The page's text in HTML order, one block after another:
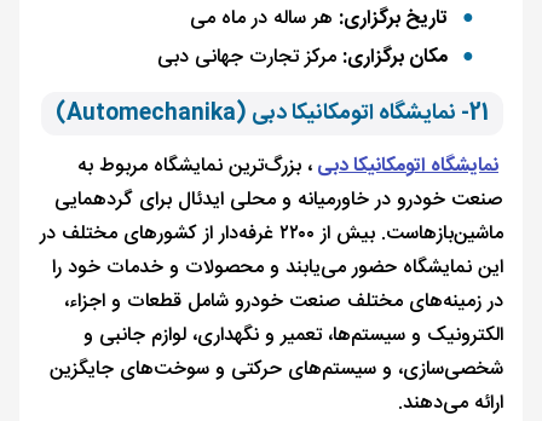
تاریخ برگزاری: هر ساله در ماه می
مکان برگزاری: مرکز تجارت جهانی دبی
21- نمایشگاه اتومکانیکا دبی (Automechanika)
نمایشگاه اتومکانیکا دبی، بزرگ‌ترین نمایشگاه مربوط به
صنعت خودرو در خاورمیانه و محلی ایدئال برای گردهمایی
ماشین‌بازهاست. بیش از ۲۲۰۰ غرفه‌دار از کشورهای مختلف در
این نمایشگاه حضور می‌یابند و محصولات و خدمات خود را
در زمینه‌های مختلف صنعت خودرو شامل قطعات و اجزاء،
الکترونیک و سیستم‌ها، تعمیر و نگهداری، لوازم جانبی و
شخصی‌سازی، و سیستم‌های حرکتی و سوخت‌های جایگزین
ارائه می‌دهند.